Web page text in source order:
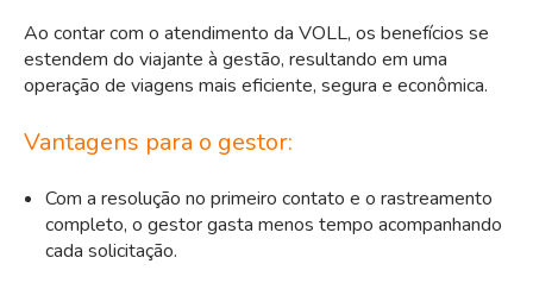
Ao contar com o atendimento da VOLL, os benefícios se
estendem do viajante à gestão, resultando em uma
operação de viagens mais eficiente, segura e econômica.
Vantagens para o gestor:
Com a resolução no primeiro contato e o rastreamento
completo, o gestor gasta menos tempo acompanhando
cada solicitação.